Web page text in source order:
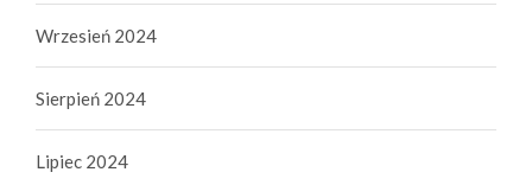
Wrzesień 2024
Sierpień 2024
Lipiec 2024